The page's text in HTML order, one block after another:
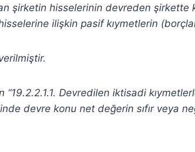
şirketin hisselerinin devreden şirkette
ilişkin pasif kıymetlerin
“19.2.2.1.1. Devredilen iktisadi
devre konu net değerin sıfır veya